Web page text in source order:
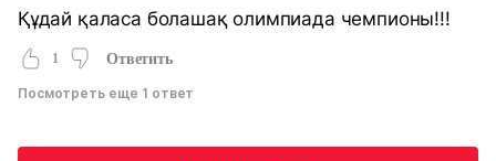
Құдай қаласа болашақ олимпиада чемпионы!!!
1 Ответить
Посмотреть еще 1 ответ